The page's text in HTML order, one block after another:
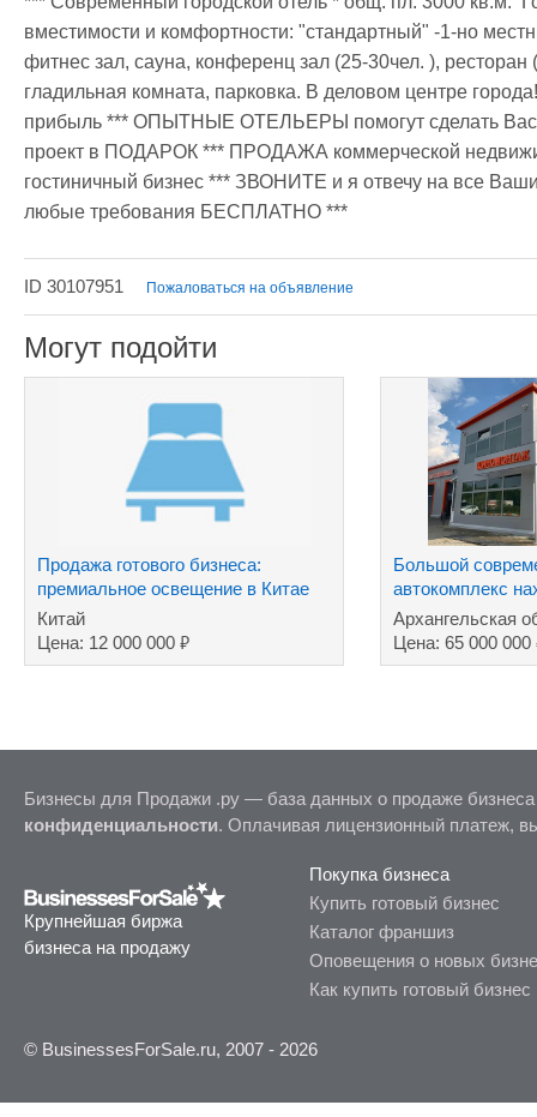
вместимости и комфортности: "стандартный" -1-но
фитнес зал, сауна, конференц зал (25-30чел. ),
гладильная комната, парковка. В деловом центре
прибыль *** ОПЫТНЫЕ ОТЕЛЬЕРЫ помогут сделать
проект в ПОДАРОК *** ПРОДАЖА коммерческой
гостиничный бизнес *** ЗВОНИТЕ и я отвечу на все
любые требования БЕСПЛАТНО ***
ID 30107951 Пожаловаться на объявление
Могут подойти
Продажа готового бизнеса:
премиальное освещение в Китае
Китай
Цена: 12 000 000 ₽
Большой
автокомплекс
собственности
Архангельская
Цена: 65 000 000
Бизнесы для Продажи .ру — база данных о продаже
конфиденциальности. Оплачивая лицензионный платеж,
Крупнейшая биржа
бизнеса на продажу
Покупка бизнеса
Купить готовый бизнес
Каталог франшиз
Оповещения о новых
Как купить готовый бизнес
© BusinessesForSale.ru, 2007 - 2026